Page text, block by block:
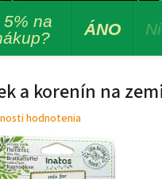
a korenín na
hodnotenia
na
ÁNO